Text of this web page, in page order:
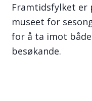
Framtidsfylket er
museet for
for å ta imot
besøkande.